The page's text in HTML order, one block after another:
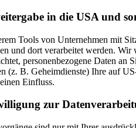
in die USA und
Tools von Unternehmen mit
und dort verarbeitet werden.
personenbezogene Daten an
(z. B. Geheimdienste) Ihre auf
Einfluss.
zur